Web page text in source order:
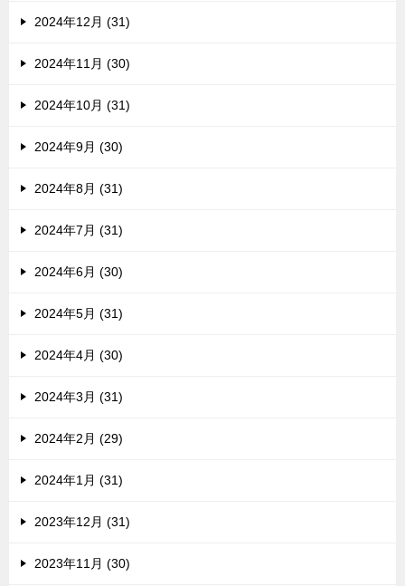
2024年12月 (31)
2024年11月 (30)
2024年10月 (31)
2024年9月 (30)
2024年8月 (31)
2024年7月 (31)
2024年6月 (30)
2024年5月 (31)
2024年4月 (30)
2024年3月 (31)
2024年2月 (29)
2024年1月 (31)
2023年12月 (31)
2023年11月 (30)